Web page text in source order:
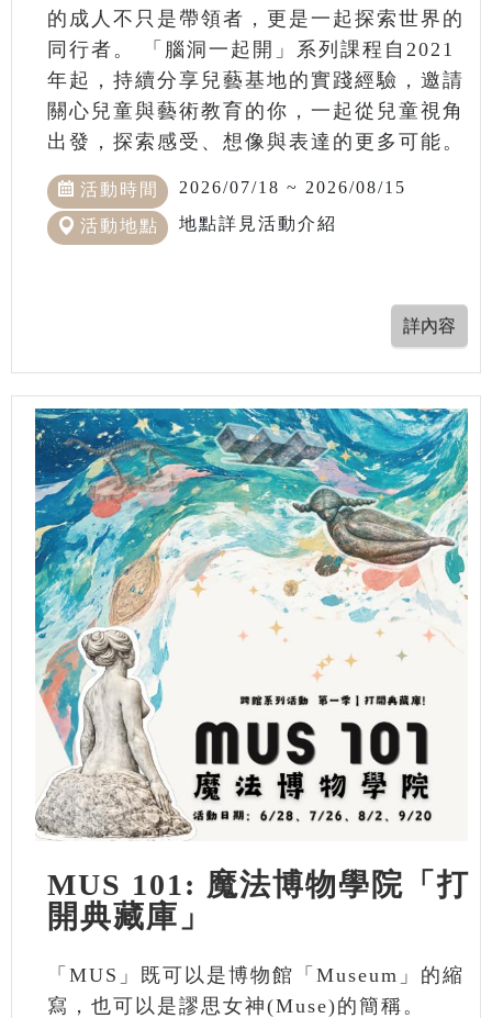
的成人不只是帶領者，更是一起探索世界的
同行者。 「腦洞一起開」系列課程自2021
年起，持續分享兒藝基地的實踐經驗，邀請
關心兒童與藝術教育的你，一起從兒童視角
出發，探索感受、想像與表達的更多可能。
活動時間 2026/07/18 ~ 2026/08/15
活動地點 地點詳見活動介紹
MUS 101: 魔法博物學院「打
開典藏庫」
「MUS」既可以是博物館「Museum」的縮
寫，也可以是謬思女神(Muse)的簡稱。